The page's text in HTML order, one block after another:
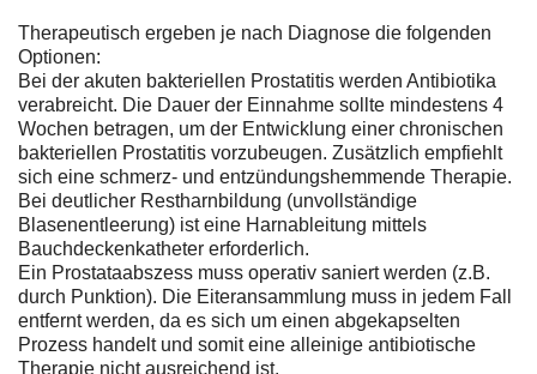
Therapeutisch ergeben je nach Diagnose die folgenden
Optionen:
Bei der akuten bakteriellen Prostatitis werden Antibiotika
verabreicht. Die Dauer der Einnahme sollte mindestens 4
Wochen betragen, um der Entwicklung einer chronischen
bakteriellen Prostatitis vorzubeugen. Zusätzlich empfiehlt
sich eine schmerz- und entzündungshemmende Therapie.
Bei deutlicher Restharnbildung (unvollständige
Blasenentleerung) ist eine Harnableitung mittels
Bauchdeckenkatheter erforderlich.
Ein Prostataabszess muss operativ saniert werden (z.B.
durch Punktion). Die Eiteransammlung muss in jedem Fall
entfernt werden, da es sich um einen abgekapselten
Prozess handelt und somit eine alleinige antibiotische
Therapie nicht ausreichend ist.